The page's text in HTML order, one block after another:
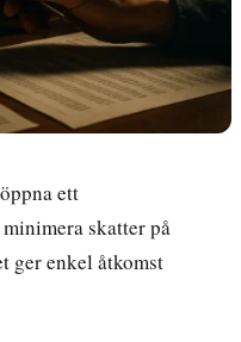
ett
skatter på
ger enkel åtkomst